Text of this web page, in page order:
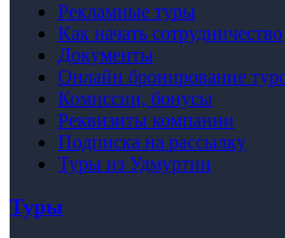
Рекламные туры
Как начать сотрудничество
Документы
Онлайн бронирование
Комиссии, бонусы
Реквизиты компании
Подписка на рассылку
Туры из Удмуртии
Туры